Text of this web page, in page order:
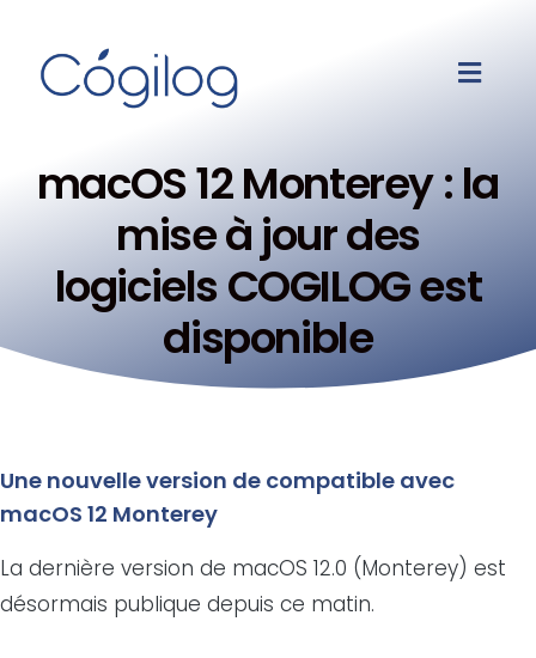
macOS 12 Monterey : la
mise à jour des
logiciels COGILOG est
disponible
Une nouvelle version de compatible avec
macOS 12 Monterey
La dernière version de macOS 12.0 (Monterey) est
désormais publique depuis ce matin.